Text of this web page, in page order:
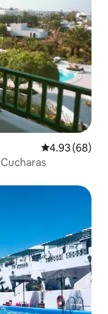
Meánrátáil
4.93 (68)